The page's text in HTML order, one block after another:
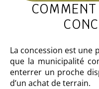
La concession est une
que la municipalité
enterrer un proche
d’un achat de terrain.